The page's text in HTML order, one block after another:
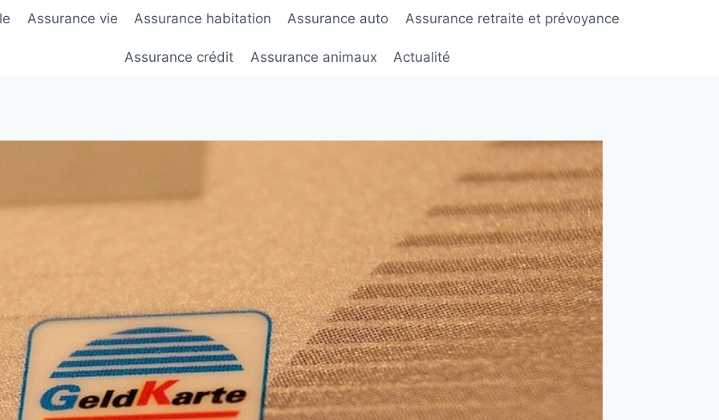
Assurance vie Assurance habitation Assurance auto Assurance retraite et prévoyance
Assurance crédit Assurance animaux Actualité